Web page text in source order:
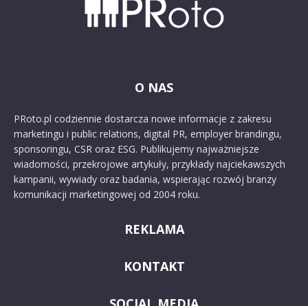
O NAS
PRoto.pl codziennie dostarcza nowe informacje z zakresu
marketingu i public relations, digital PR, employer brandingu,
sponsoringu, CSR oraz ESG. Publikujemy najważniejsze
wiadomości, przekrojowe artykuły, przykłady najciekawszych
kampanii, wywiady oraz badania, wspierając rozwój branży
komunikacji marketingowej od 2004 roku.
REKLAMA
KONTAKT